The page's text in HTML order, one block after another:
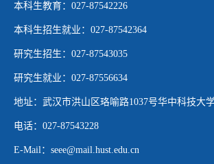
本科生教育：027-87542226
本科生招生就业：027-87542364
研究生招生：027-87543035
研究生就业：027-87556634
地址：武汉市洪山区珞喻路1037号华中科技大
电话：027-87543228
E-Mail：seee@mail.hust.edu.cn